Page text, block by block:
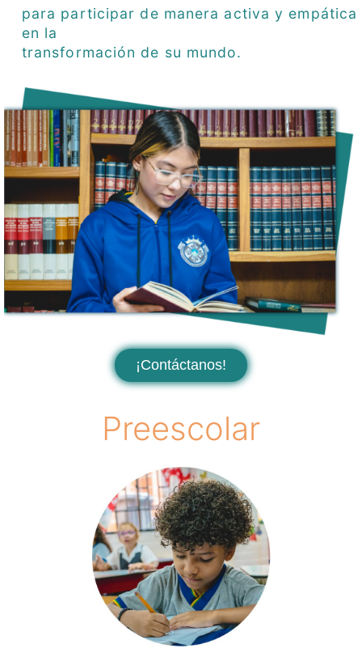
para participar de manera activa y empática
en la
transformación de su mundo.
¡Contáctanos!
Preescolar